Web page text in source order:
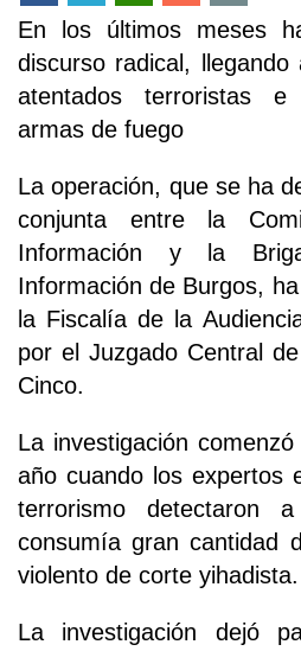
En los últimos meses
discurso radical,
atentados terroristas e
armas de fuego
La operación, que se ha
conjunta entre la
Información y la
Información de Burgos,
la Fiscalía de la
por el Juzgado Central
Cinco.
La investigación
año cuando los expertos
terrorismo detectaron
consumía gran cantidad
violento de corte yihadista.
La investigación dejó